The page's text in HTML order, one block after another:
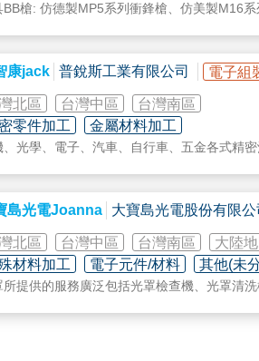
模具設計Mold／Tool Design
編程CAM－Manufacture Programing
BB槍: 仿德製MP5系列衝鋒槍、仿美製M16
康jack 普銳斯工業有限公司 電子組
北區 台灣中區
台灣南區
零件加工
金屬材料加工
、光學、電子、汽車、自行車、五金各式精
島光電Joanna 大寶島光電股份有限公
北區 台灣中區 台灣南區
大陸
材料加工
電子元件/材料 其他(未
所提供的服務廣泛包括光罩檢查機、光罩清洗